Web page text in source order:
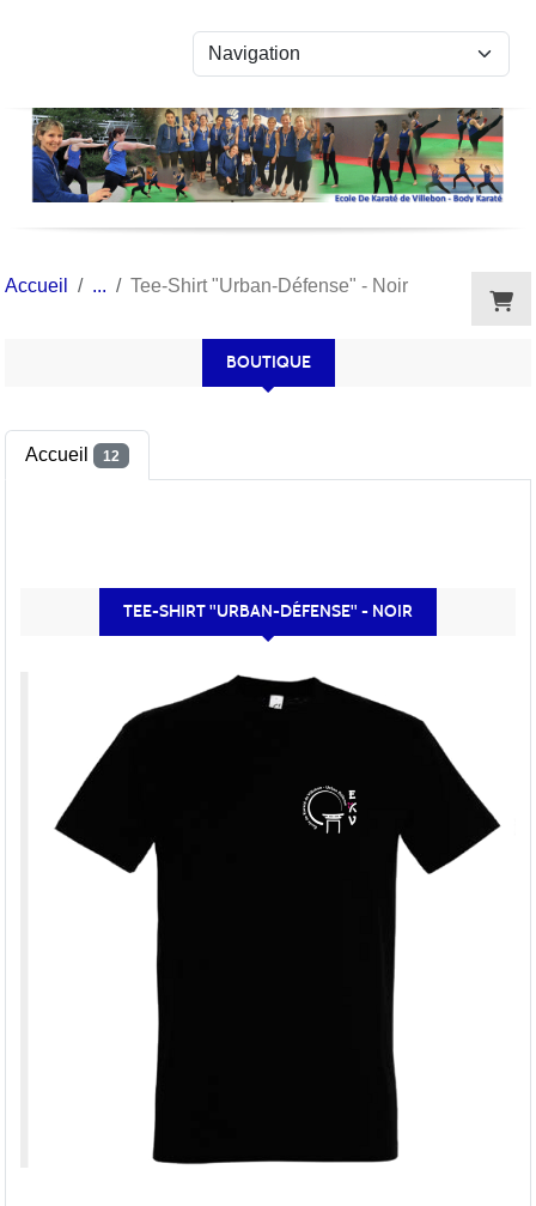
Accueil Tee-Shirt "Urban-Défense" - Noir
BOUTIQUE
Accueil 12
TEE-SHIRT "URBAN-DÉFENSE" - NOIR